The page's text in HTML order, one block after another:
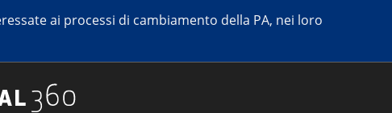
ai processi di cambiamento della PA, nei loro